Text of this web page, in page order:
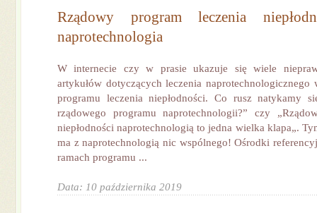
Rządowy program leczenia
naprotechnologia
W internecie czy w prasie ukazuje się wiele
artykułów dotyczących leczenia naprotechnologicznego
programu leczenia niepłodności. Co rusz natykamy
rządowego programu naprotechnologii?” czy
niepłodności naprotechnologią to jedna wielka klapa„.
ma z naprotechnologią nic wspólnego! Ośrodki
ramach programu ...
Data: 10 października 2019